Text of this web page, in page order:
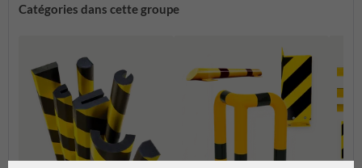
Catégories dans cette groupe